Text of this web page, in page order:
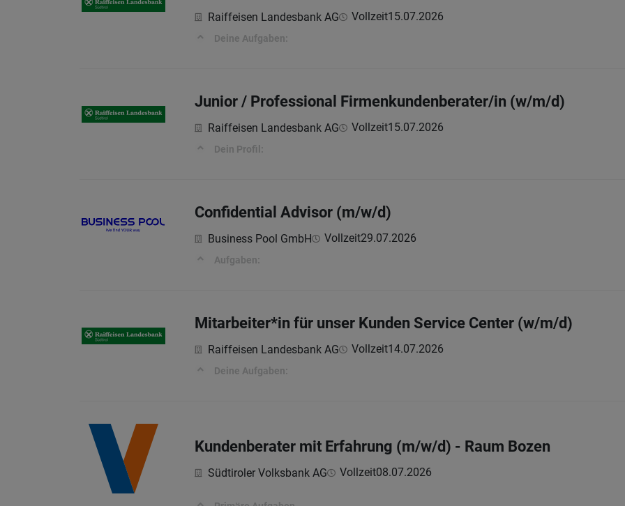
Raiffeisen Landesbank AG Vollzeit15.07.2026
Deine Aufgaben:
Junior / Professional Firmenkundenberater/in (w/m/d)
Raiffeisen Landesbank AG Vollzeit15.07.2026
Dein Profil:
Confidential Advisor (m/w/d)
Business Pool GmbH Vollzeit29.07.2026
Aufgaben:
Mitarbeiter*in für unser Kunden Service Center (w/m/d)
Raiffeisen Landesbank AG Vollzeit14.07.2026
Deine Aufgaben:
Kundenberater mit Erfahrung (m/w/d) - Raum Bozen
Südtiroler Volksbank AG Vollzeit08.07.2026